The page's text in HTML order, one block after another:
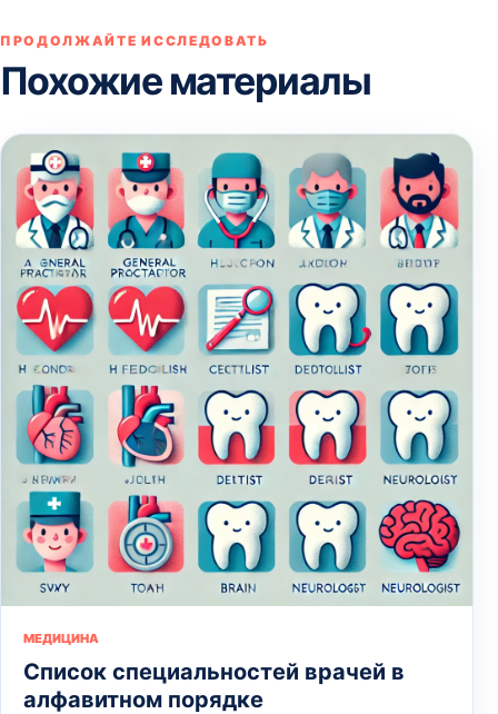
ПРОДОЛЖАЙТЕ ИССЛЕДОВАТЬ
Похожие материалы
МЕДИЦИНА
Список специальностей врачей в
алфавитном порядке